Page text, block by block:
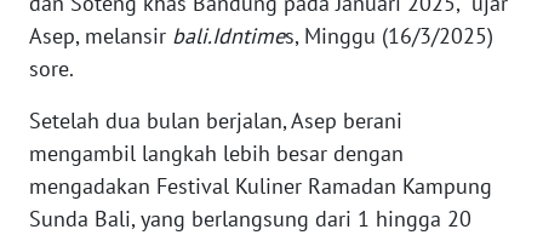
Asep, melansir bali.Idntimes, Minggu (16/3/2025)
sore.
Setelah dua bulan berjalan, Asep berani
mengambil langkah lebih besar dengan
mengadakan Festival Kuliner Ramadan Kampung
Sunda Bali, yang berlangsung dari 1 hingga 20
WN
SULTRA
WN
NTB